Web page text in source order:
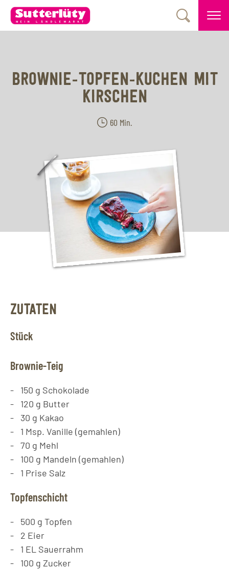
BROWNIE-TOPFEN-KUCHEN MIT
KIRSCHEN
60 Min.
ZUTATEN
Stück
Brownie-Teig
150 g Schokolade
120 g Butter
30 g Kakao
1 Msp. Vanille (gemahlen)
70 g Mehl
100 g Mandeln (gemahlen)
1 Prise Salz
Topfenschicht
500 g Topfen
2 Eier
1 EL Sauerrahm
100 g Zucker